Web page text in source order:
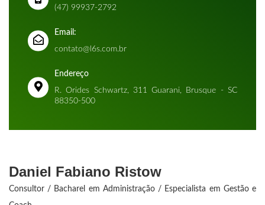
(47) 99937-2792
Email:
contato@l6s.com.br
Endereço
R. Orides Schwartz, 311 Guarani, Brusque - SC
88350-500
Daniel Fabiano Ristow
Consultor / Bacharel em Administração / Especialista em Gestão e